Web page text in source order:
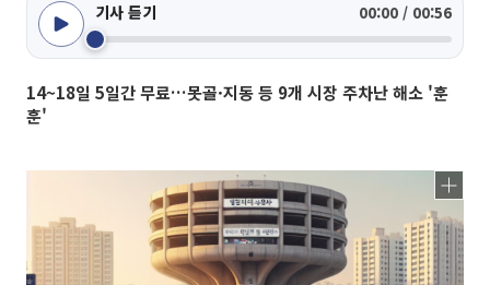
기사 듣기 00:00 / 00:56
14~18일 5일간 무료…못골·지동 등 9개 시장 주차난 해소 '훈
훈'